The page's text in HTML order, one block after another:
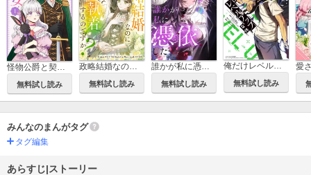
怪物公爵と契約公女
無料試し読み
政略結婚なのにどうして執着するのですか？
無料試し読み
誰かが私に憑依した
無料試し読み
俺だけレベルアップな件
無料試し読み
みんなのまんがタグ
タグ編集
あらすじ|ストーリー